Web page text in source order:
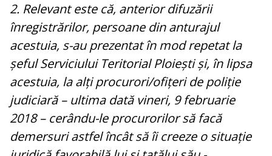
2. Relevant este că, anterior difuzării
înregistrărilor, persoane din anturajul
acestuia, s-au prezentat în mod repetat la
șeful Serviciului Teritorial Ploiești și, în lipsa
acestuia, la alți procurori/ofițeri de poliție
judiciară – ultima dată vineri, 9 februarie
2018 – cerându-le procurorilor să facă
demersuri astfel încât să îi creeze o situație